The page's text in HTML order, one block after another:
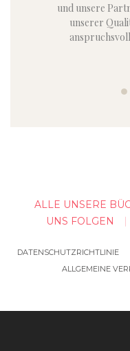
und unsere
unserer
ALLE UNSERE
UNS FOLGEN
DATENSCHUTZRICHTLINIE
ALLGEMEINE